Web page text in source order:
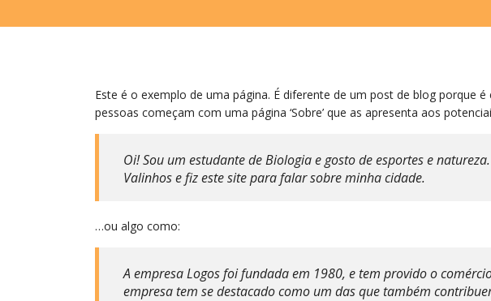
Este é o exemplo de uma página. É diferente de um post de blog porque
pessoas começam com uma página ‘Sobre’ que as apresenta aos
Oi! Sou um estudante de Biologia e gosto de esportes e
Valinhos e fiz este site para falar sobre minha cidade.
…ou algo como:
A empresa Logos foi fundada em 1980, e tem provido o
empresa tem se destacado como um das que também